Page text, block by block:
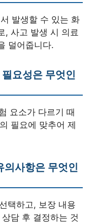
발생할 수 있는 화
, 사고 발생 시 의료
덜어줍니다.
요성은 무엇인
요소가 다르기 때
필요에 맞추어 제
의사항은 무엇인
택하고, 보장 내용
담 후 결정하는 것